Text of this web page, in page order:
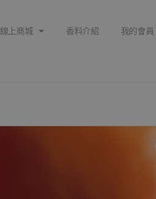
線上商城 香料介紹 我的會員